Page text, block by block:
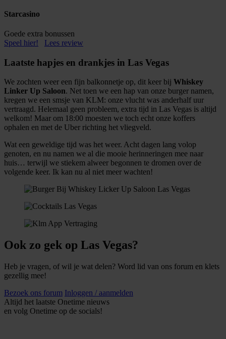
Starcasino
Goede extra bonussen
Speel hier!
Lees review
Laatste hapjes en drankjes in Las Vegas
We zochten weer een fijn balkonnetje op, dit keer bij Whiskey
Linker Up Saloon. Net toen we een hap van onze burger namen,
kregen we een smsje van KLM: onze vlucht was anderhalf uur
vertraagd. Helemaal geen probleem, extra tijd in Las Vegas is altijd
welkom! Maar om 18:00 moesten we toch echt onze koffers
ophalen en met de Uber richting het vliegveld.
Wat een geweldige tijd was het weer. Acht dagen lang volop
genoten, en nu namen we al die mooie herinneringen mee naar
huis… terwijl we stiekem alweer begonnen te dromen over de
volgende keer. Ik kan nu al niet meer wachten!
Ook zo gek op Las Vegas?
Heb je vragen, of wil je wat delen? Word lid van ons forum en klets
gezellig mee!
Bezoek ons forum Inloggen / aanmelden
Altijd het laatste Onetime nieuws
en volg Onetime op de socials!